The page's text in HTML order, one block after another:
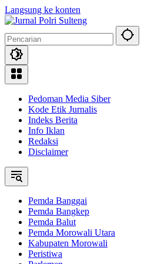
Langsung ke konten
Pedoman Media Siber
Kode Etik Jurnalis
Indeks Berita
Info Iklan
Redaksi
Disclaimer
Pemda Banggai
Pemda Bangkep
Pemda Balut
Pemda Morowali Utara
Kabupaten Morowali
Peristiwa